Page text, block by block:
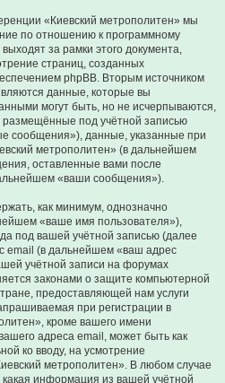
«Киевский метрополитен» мы
по отношению к программному
за рамки этого документа,
страниц, созданных
phpBB. Вторым источником
данные, которые вы
могут быть, но не исчерпываются,
под учётной записью
сообщения»), данные, указанные при
метрополитен» (в дальнейшем
оставленные вами после
«ваши сообщения»).
как минимум, однозначно
«ваше имя пользователя»),
под вашей учётной записью (далее
email (в дальнейшем «ваш адрес
учётной записи на форумах
законами о защите компьютерной
предоставляющей нам услуги
при регистрации в
кроме вашего имени
адреса email, может быть как
ко вводу, на усмотрение
метрополитен». В любом случае
какая информация из вашей учётной